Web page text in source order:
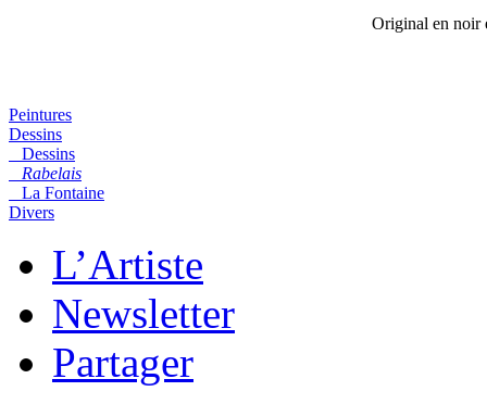
Original en noir
Peintures
Dessins
Dessins
Rabelais
La Fontaine
Divers
L’Artiste
Newsletter
Partager